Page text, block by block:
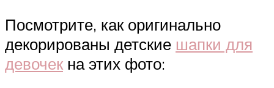
Посмотрите, как оригинально
декорированы детские шапки для
девочек на этих фото: